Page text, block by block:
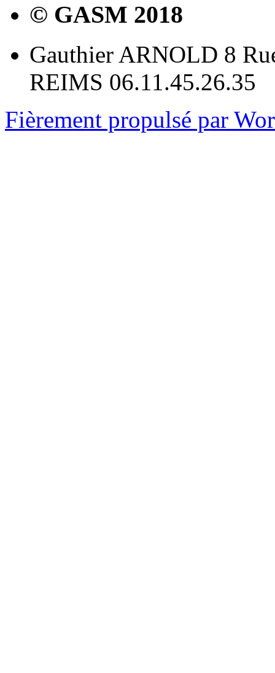
© GASM 2018
Gauthier ARNOLD 8
REIMS 06.11.45.26.35
Fièrement propulsé par